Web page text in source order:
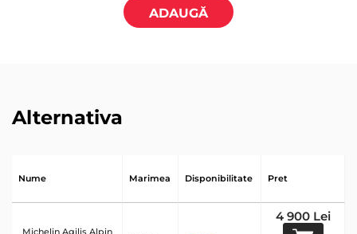
ADAUGĂ
Alternativa
Nume Marimea Disponibilitate Pret
Michelin Agilis Alpin
4 900 Lei